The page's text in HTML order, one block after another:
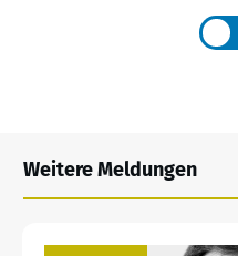
Weitere Meldungen